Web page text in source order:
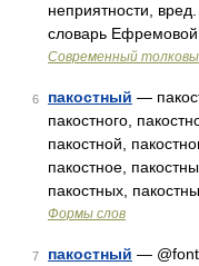
неприятности,
словарь
Современный
6 пакостный —
пакостного,
пакостной,
пакостное,
пакостных,
Формы слов
7 пакостный — @font